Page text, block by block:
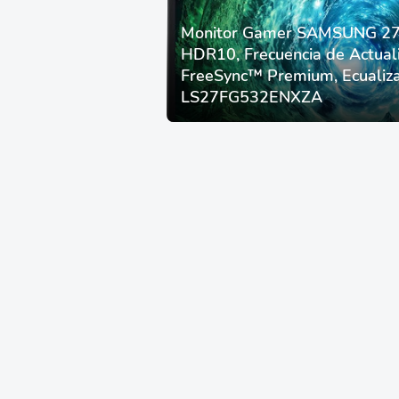
Monitor Gamer SAMSUNG
HDR10, Frecuencia de
FreeSync™ Premium,
LS27FG532ENXZA